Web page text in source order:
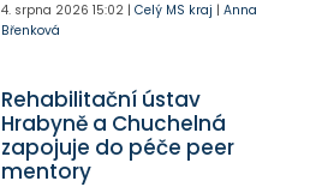
4. srpna 2026 15:02| Celý MS kraj | Anna
Břenková
Rehabilitační ústav
Hrabyně a Chuchelná
zapojuje do péče peer
mentory